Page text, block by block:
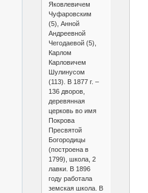
Яковлевичем
Чуфаровским
(5), Анной
Андреевной
Чегодаевой (5),
Карлом
Карловичем
Шулинусом
(113). В 1877 г. –
136 дворов,
деревянная
церковь во имя
Покрова
Пресвятой
Богородицы
(построена в
1799), школа, 2
лавки. В 1896
году работала
земская школа. В